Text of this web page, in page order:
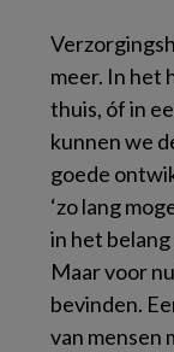
meer. In het
thuis, óf in
kunnen we
goede
‘zo lang
in het
Maar voor
bevinden.
van mensen